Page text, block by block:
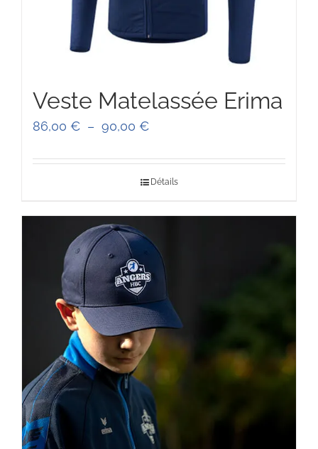
Veste Matelassée Erima
86,00 € – 90,00 €Plage
à
90,00 €
Détails